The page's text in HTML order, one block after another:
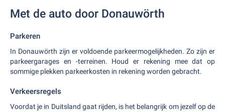
Met de auto door Donauwörth
Parkeren
In Donauwörth zijn er voldoende parkeermogelijkheden. Zo zijn er
parkeergarages en -terreinen. Houd er rekening mee dat op
sommige plekken parkeerkosten in rekening worden gebracht.
Verkeersregels
Voordat je in Duitsland gaat rijden, is het belangrijk om jezelf op de